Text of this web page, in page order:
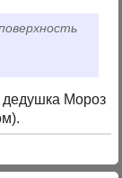
дедушка Мороз